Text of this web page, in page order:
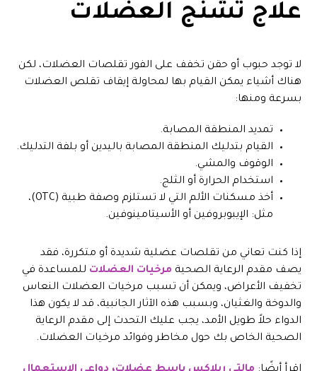
علاج تشنج العضلات
لا توجد حبوب أو حقن تخفف على الفور تقلصات العضلات، لكن
هناك أشياء يمكن القيام بها لمحاولة إيقاف تقلص العضلات
بسرعة ومنها:
تمديد المنطقة المصابة.
القيام بتدليك المنطقة المصابة باليدين أو بلفة التدليك.
الوقوف والمشي.
استخدام الحرارة أو الثلج.
أخذ مسكنات الألم التي لا تستلزم وصفة طبية (OTC)،
مثل: الإيبوبروفين أو الأسيتامينوفين.
إذا كنت تعاني من تقلصات عضلية شديدة أو متكررة، فقد
يصف مقدم الرعاية الصحية مرخيات العضلات للمساعدة في
تخفيف الأعراض، ويمكن أن تسبب مرخيات العضلات النعاس
والدوخة والغثيان، وبسبب هذه الآثار الجانبية، قد لا يكون هذا
الدواء حلاً طويل الأمد، يجب عليك التحدث إلى مقدم الرعاية
الصحية الخاص بك حول مخاطر وفوائد مرخيات العضلات.